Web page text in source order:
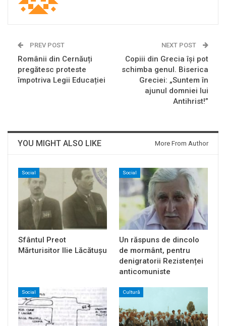
PREV POST
Românii din Cernăuți
pregătesc proteste
împotriva Legii Educației
NEXT POST
Copiii din Grecia își pot
schimba genul. Biserica
Greciei: „Suntem în
ajunul domniei lui
Antihrist!”
YOU MIGHT ALSO LIKE More From Author
Social
Sfântul Preot
Mărturisitor Ilie Lăcătușu
Social
Un răspuns de dincolo
de mormânt, pentru
denigratorii Rezistenței
anticomuniste
Social Cultură